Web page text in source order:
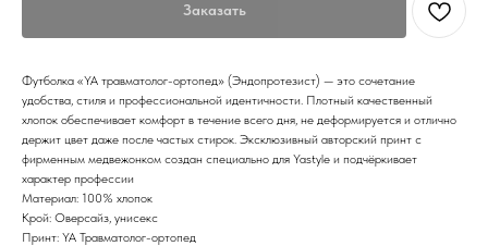
Заказать
Футболка «YA травматолог-ортопед» (Эндопротезист) — это сочетание
удобства, стиля и профессиональной идентичности. Плотный качественный
хлопок обеспечивает комфорт в течение всего дня, не деформируется и отлично
держит цвет даже после частых стирок. Эксклюзивный авторский принт с
фирменным медвежонком создан специально для Yastyle и подчёркивает
характер профессии
Материал: 100% хлопок
Крой: Оверсайз, унисекс
Принт: YA Травматолог-ортопед